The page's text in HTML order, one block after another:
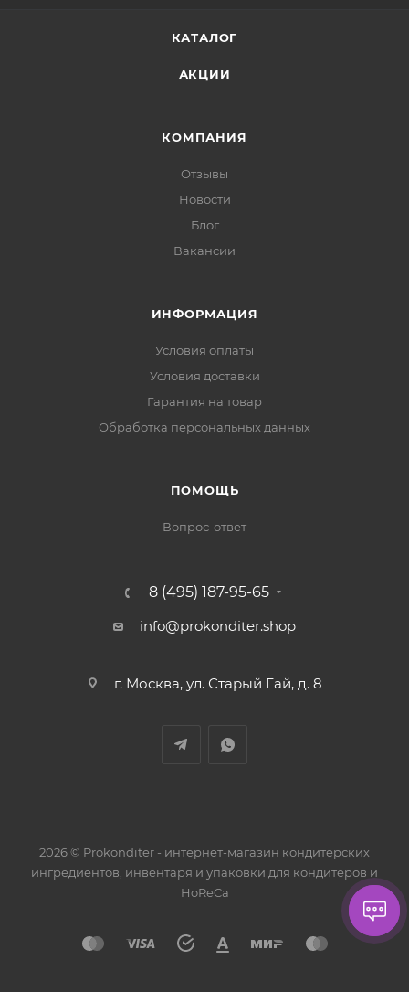
КАТАЛОГ
АКЦИИ
КОМПАНИЯ
Отзывы
Новости
Блог
Вакансии
ИНФОРМАЦИЯ
Условия оплаты
Условия доставки
Гарантия на товар
Обработка персональных данных
ПОМОЩЬ
Вопрос-ответ
8 (495) 187-95-65
info@prokonditer.shop
г. Москва, ул. Старый Гай, д. 8
2026 © Prokonditer - интернет-магазин кондитерских
ингредиентов, инвентаря и упаковки для кондитеров и
HoReCa